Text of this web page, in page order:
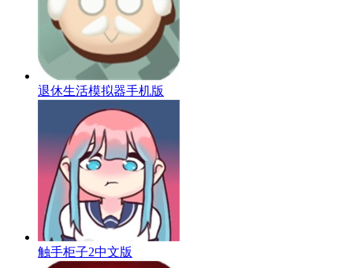
退休生活模拟器手机版
触手柜子2中文版